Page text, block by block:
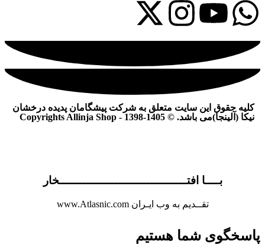
کلیه حقوق این سایت متعلق به شرکت پیشگامان پدیده درخشان
نیکا (آلینجا)می باشد. © Copyrights Allinja Shop - 1398-1405
بــــا افتــــــــــــــــــــــــــــــــــــخار
تقــدیم به وب ایـران www.Atlasnic.com
پاسخگوی شما هستیم